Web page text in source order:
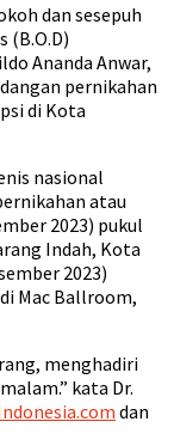
dan sesepuh
(B.O.D)
Ananda Anwar,
pernikahan
di Kota
nasional
atau
2023) pukul
Indah, Kota
2023)
Mac Ballroom,
menghadiri
kata Dr.
dan